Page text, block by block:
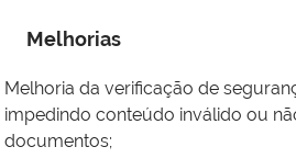
Melhorias
Melhoria da verificação de
impedindo conteúdo inválido ou
documentos;